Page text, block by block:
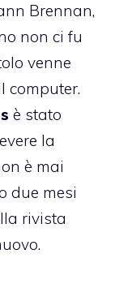
Brennan,
non ci fu
venne
computer.
è stato
la
è mai
due mesi
rivista